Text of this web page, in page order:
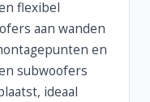
flexibel
aan wanden
en
subwoofers
ideaal